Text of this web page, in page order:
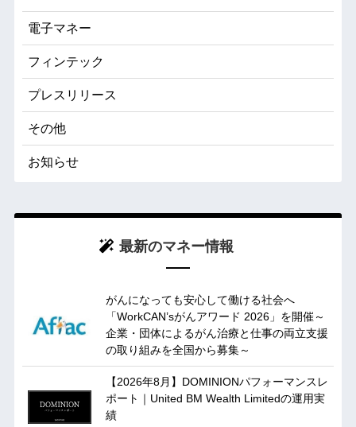
電子マネー
フィンテック
プレスリリース
その他
お知らせ
最新のマネー情報
がんになっても安心して働ける社会へ
「WorkCAN’sがんアワード 2026」を開催～
企業・団体によるがん治療と仕事の両立支援
の取り組みを全国から募集～
【2026年8月】DOMINIONパフォーマンスレ
ポート｜United BM Wealth Limitedの運用実
績